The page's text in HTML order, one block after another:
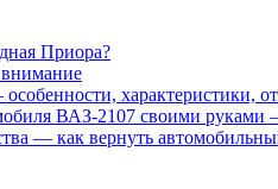
Приора?
характеристики,
ВАЗ-2107 своими
— как вернуть